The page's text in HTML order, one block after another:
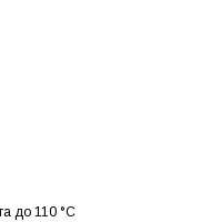
до 110 °C